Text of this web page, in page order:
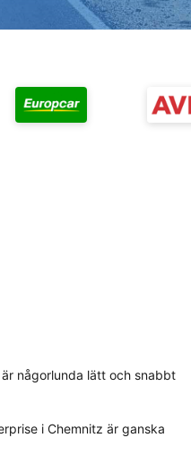
någorlunda lätt och snabbt
i Chemnitz är ganska